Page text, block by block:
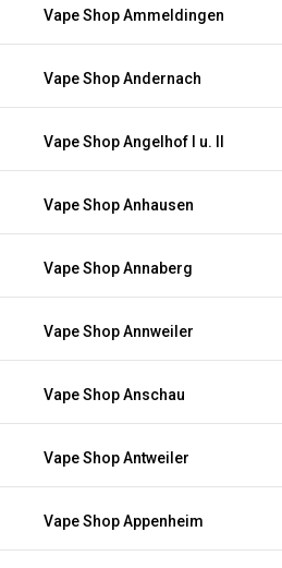
Vape Shop Ammeldingen
Vape Shop Andernach
Vape Shop Angelhof I u. II
Vape Shop Anhausen
Vape Shop Annaberg
Vape Shop Annweiler
Vape Shop Anschau
Vape Shop Antweiler
Vape Shop Appenheim